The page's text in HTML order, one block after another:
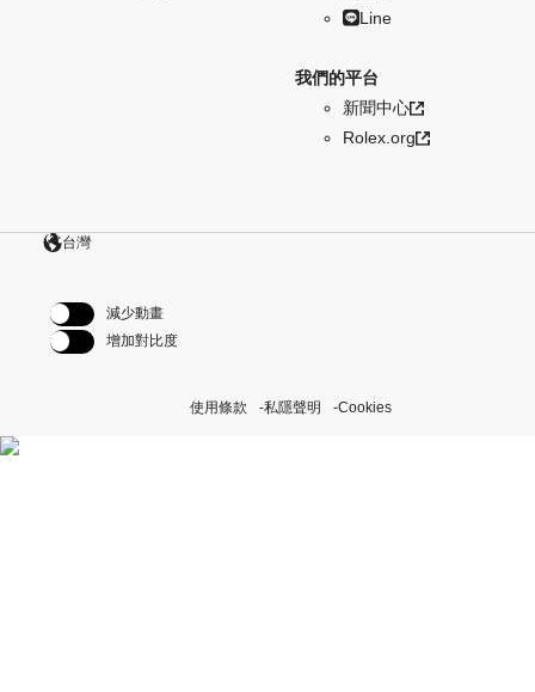
Line
我們的平台
新聞中心
Rolex.org
台灣
減少動畫
增加對比度
使用條款 私隱聲明 Cookies